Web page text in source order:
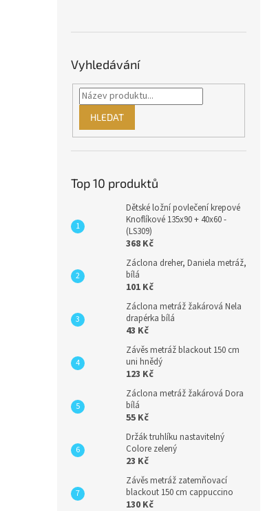
Vyhledávání
HLEDAT
Top 10 produktů
Dětské ložní povlečení krepové
Knoflíkové 135x90 + 40x60 -
(LS309)
368 Kč
Záclona dreher, Daniela metráž,
bílá
101 Kč
Záclona metráž žakárová Nela
drapérka bílá
43 Kč
Závěs metráž blackout 150 cm
uni hnědý
123 Kč
Záclona metráž žakárová Dora
bílá
55 Kč
Držák truhlíku nastavitelný
Colore zelený
23 Kč
Závěs metráž zatemňovací
blackout 150 cm cappuccino
130 Kč